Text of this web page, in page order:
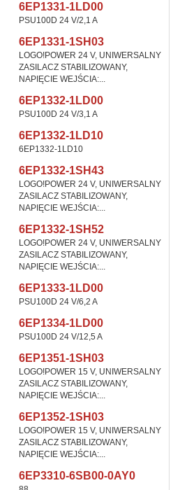
6EP1331-1LD00
PSU100D 24 V/2,1 A
6EP1331-1SH03
LOGO!POWER 24 V, UNIWERSALNY
ZASILACZ STABILIZOWANY,
NAPIĘCIE WEJŚCIA:...
6EP1332-1LD00
PSU100D 24 V/3,1 A
6EP1332-1LD10
6EP1332-1LD10
6EP1332-1SH43
LOGO!POWER 24 V, UNIWERSALNY
ZASILACZ STABILIZOWANY,
NAPIĘCIE WEJŚCIA:...
6EP1332-1SH52
LOGO!POWER 24 V, UNIWERSALNY
ZASILACZ STABILIZOWANY,
NAPIĘCIE WEJŚCIA:...
6EP1333-1LD00
PSU100D 24 V/6,2 A
6EP1334-1LD00
PSU100D 24 V/12,5 A
6EP1351-1SH03
LOGO!POWER 15 V, UNIWERSALNY
ZASILACZ STABILIZOWANY,
NAPIĘCIE WEJŚCIA:...
6EP1352-1SH03
LOGO!POWER 15 V, UNIWERSALNY
ZASILACZ STABILIZOWANY,
NAPIĘCIE WEJŚCIA:...
6EP3310-6SB00-0AY0